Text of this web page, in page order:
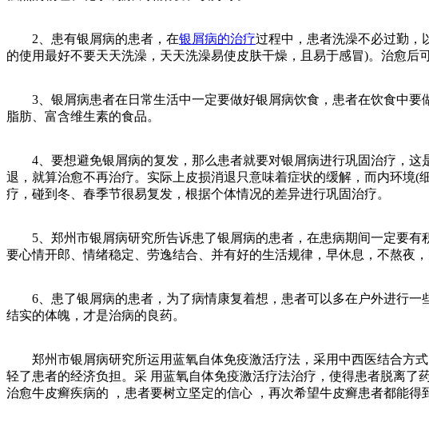
2、患有银屑病的患者，在银屑病的治疗过程中，患者洗澡不必过勤，
的使用最好不要天天洗澡，天天洗澡易使皮肤干燥，且易于感冒)。治愈后
3、银屑病患者在日常生活中一定要做好银屑病饮食，患者在饮食中要
脂肪、富含维生素的食品。
4、要想避免银屑病的复发，那么患者就要对银屑病进行巩固治疗，这
退，就算治愈不再治疗。实际上皮损消退只意味着症状的缓解，而内环境
疗，碰到冬、春季节很易复发，根据个体情况的差异进行巩固治疗。
5、郑州市银屑病研究所告诉患了银屑病的患者，在患病期间一定要有
要心情开郎、情绪稳定、劳逸结合、并有好的生活规律，早休息，不熬夜
6、患了银屑病的患者，为了病情康复着想，患者可以多在户外进行一
结实的体魄，才是治病的良药。
郑州市银屑病研究所运用蓝氧自体免疫激活疗法，采用中西医结合方式
轻了患者的经济负担。采 用蓝氧自体免疫激活疗法治疗，使得患者脱离
治愈牛皮癣疾病的 ，患者要树立坚定的信心 ，再次希望牛皮癣患者都能得